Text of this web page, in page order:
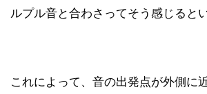
ルプル音と合わさってそう感じると
これによって、音の出発点が外側に